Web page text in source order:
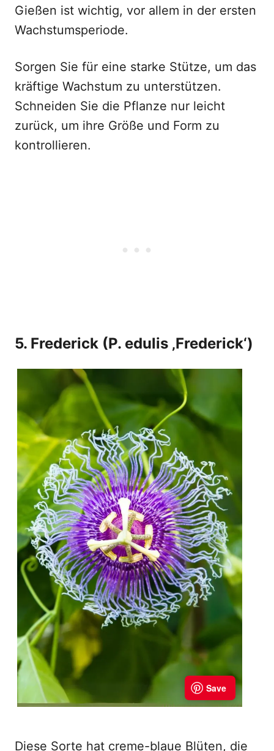
Gießen ist wichtig, vor allem in der ersten
Wachstumsperiode.
Sorgen Sie für eine starke Stütze, um das
kräftige Wachstum zu unterstützen.
Schneiden Sie die Pflanze nur leicht
zurück, um ihre Größe und Form zu
kontrollieren.
5. Frederick (P. edulis ‚Frederick‘)
Diese Sorte hat creme-blaue Blüten, die